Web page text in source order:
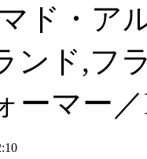
ド・ア
ンド,フ
ーマー